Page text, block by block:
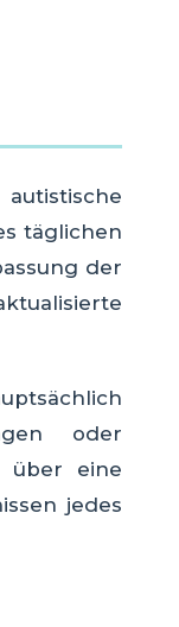
täglichen
der
oder
über eine
jedes